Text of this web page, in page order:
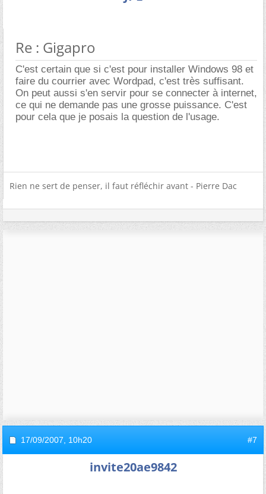
Re : Gigapro
C'est certain que si c'est pour installer Windows 98 et
faire du courrier avec Wordpad, c'est très suffisant.
On peut aussi s'en servir pour se connecter à internet,
ce qui ne demande pas une grosse puissance. C'est
pour cela que je posais la question de l'usage.
Rien ne sert de penser, il faut réfléchir avant - Pierre Dac
17/09/2007, 10h20 #7
invite20ae9842